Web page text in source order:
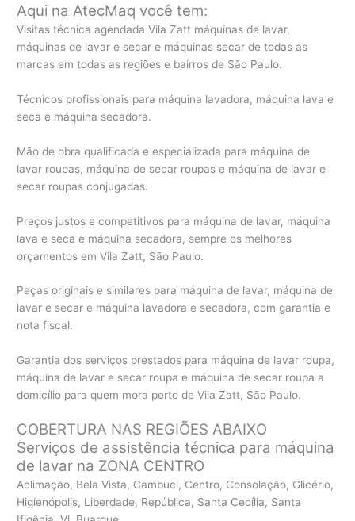
Aqui na AtecMaq você tem:
Visitas técnica agendada Vila Zatt máquinas de lavar,
máquinas de lavar e secar e máquinas secar de todas as
marcas em todas as regiões e bairros de São Paulo.
Técnicos profissionais para máquina lavadora, máquina lava e
seca e máquina secadora.
Mão de obra qualificada e especializada para máquina de
lavar roupas, máquina de secar roupas e máquina de lavar e
secar roupas conjugadas.
Preços justos e competitivos para máquina de lavar, máquina
lava e seca e máquina secadora, sempre os melhores
orçamentos em Vila Zatt, São Paulo.
Peças originais e similares para máquina de lavar, máquina de
lavar e secar e máquina lavadora e secadora, com garantia e
nota fiscal.
Garantia dos serviços prestados para máquina de lavar roupa,
máquina de lavar e secar roupa e máquina de secar roupa a
domicílio para quem mora perto de Vila Zatt, São Paulo.
COBERTURA NAS REGIÕES ABAIXO
Serviços de assistência técnica para máquina
de lavar na ZONA CENTRO
Aclimação, Bela Vista, Cambuci, Centro, Consolação, Glicério,
Higienópolis, Liberdade, República, Santa Cecília, Santa